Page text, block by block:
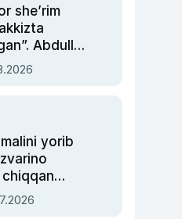
she’rim
Abdulla
asrab
yorib